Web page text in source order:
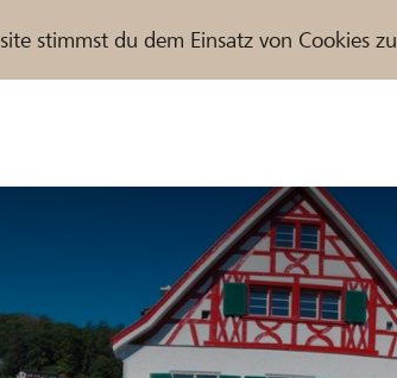
stimmst du dem Einsatz von Cookies